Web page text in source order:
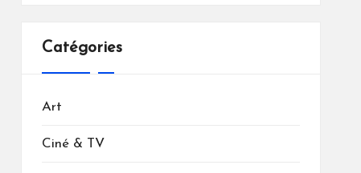
Catégories
Art
Ciné & TV